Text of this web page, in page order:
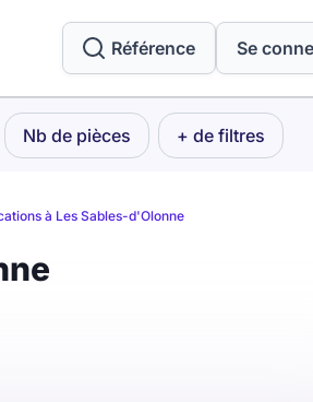
Référence Se
Nb de pièces + de filtres
à Les Sables-d'Olonne